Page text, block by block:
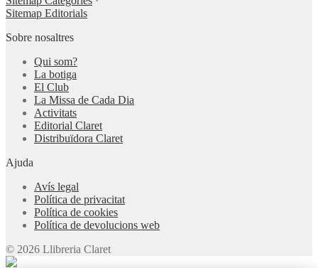
Sitemap Editorials
Sobre nosaltres
Qui som?
La botiga
El Club
La Missa de Cada Dia
Activitats
Editorial Claret
Distribuïdora Claret
Ajuda
Avís legal
Política de privacitat
Política de cookies
Política de devolucions web
© 2026 Llibreria Claret